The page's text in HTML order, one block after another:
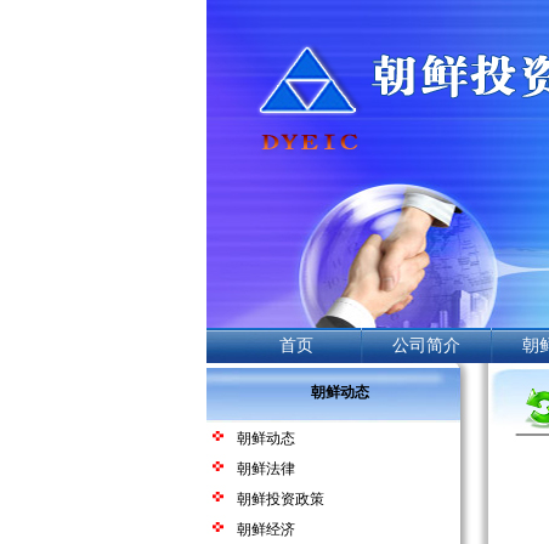
首页 公司简介 朝
朝鲜动态
朝鲜动态
朝鲜法律
朝鲜投资政策
朝鲜经济